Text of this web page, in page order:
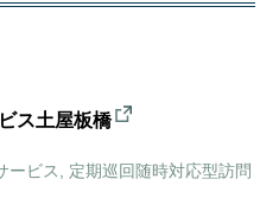
ス土屋板橋
ービス, 定期巡回随時対応型訪問